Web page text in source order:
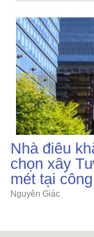
Nhà điêu
chọn xây
mét tại
Nguyên Giác